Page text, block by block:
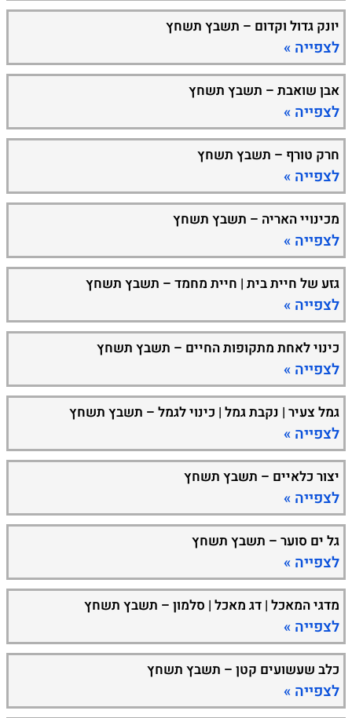
יונק גדול וקדום – תשבץ תשחץ
לצפייה »
אבן שואבת – תשבץ תשחץ
לצפייה »
חרק טורף – תשבץ תשחץ
לצפייה »
מכינויי האריה – תשבץ תשחץ
לצפייה »
גזע של חיית בית | חיית מחמד – תשבץ תשחץ
לצפייה »
כינוי לאחת מתקופות החיים – תשבץ תשחץ
לצפייה »
גמל צעיר | נקבת גמל | כינוי לגמל – תשבץ תשחץ
לצפייה »
יצור כלאיים – תשבץ תשחץ
לצפייה »
גל ים סוער – תשבץ תשחץ
לצפייה »
מדגי המאכל | דג מאכל | סלמון – תשבץ תשחץ
לצפייה »
כלב שעשועים קטן – תשבץ תשחץ
לצפייה »